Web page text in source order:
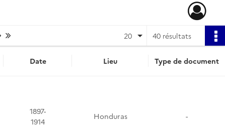
Page suivante : 1/2 40 résultats
20
Date Lieu Type de document
1897-
1914
Honduras -